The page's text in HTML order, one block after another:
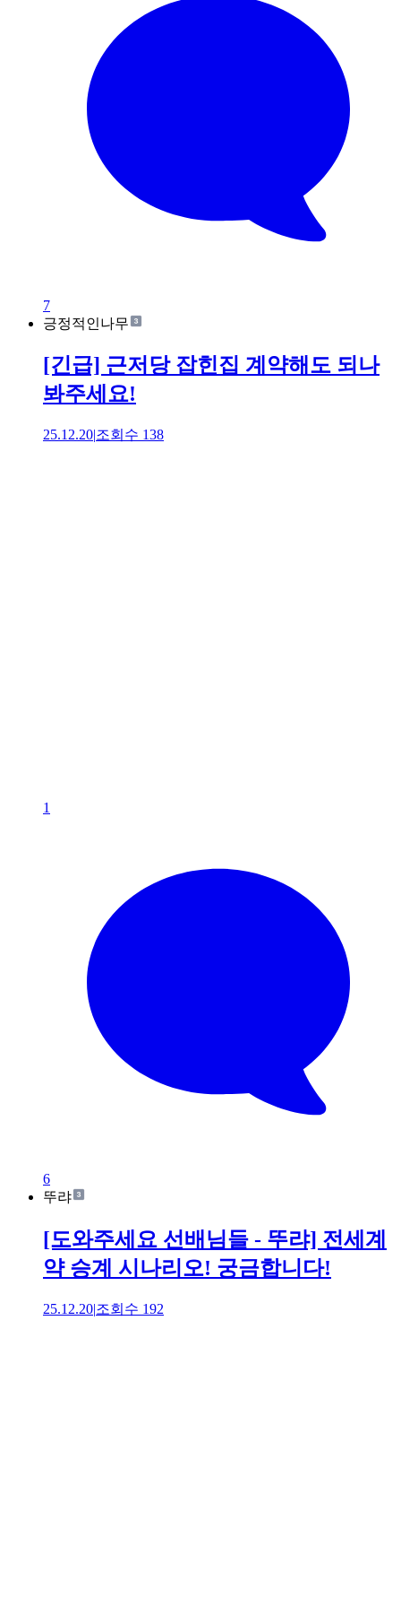
7
긍정적인나무
[긴급] 근저당 잡힌집 계약해도 되나
봐주세요!
25.12.20|조회수 138
1
6
뚜랴
[도와주세요 선배님들 - 뚜랴] 전세계
약 승계 시나리오! 궁금합니다!
25.12.20|조회수 192